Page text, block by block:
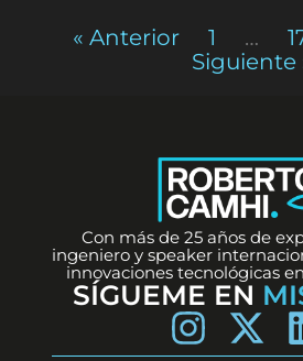
« Anterior 1 …
Siguiente
Con más de 25 años de
ingeniero y speaker
innovaciones tecnológicas
SÍGUEME EN